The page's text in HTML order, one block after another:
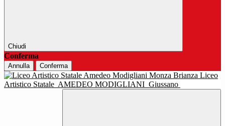
Chiudi
Conferma
Annulla Conferma
Liceo
Artistico Statale AMEDEO MODIGLIANI Giussano